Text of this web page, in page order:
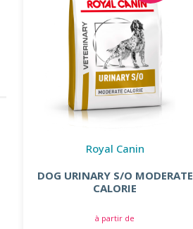
Royal Canin
DOG URINARY S/O MODERATE
CALORIE
à partir de